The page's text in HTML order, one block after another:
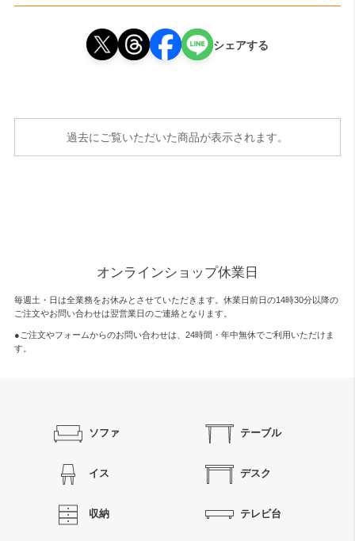
シェアする
過去にご覧いただいた商品が表示されます。
オンラインショップ休業日
毎週土・日は全業務をお休みとさせていただきます。休業日前日の14時30分以降の
ご注文やお問い合わせは翌営業日のご連絡となります。
●ご注文やフォームからのお問い合わせは、 24時間・年中無休でご利用いただけま
す。
ソファ テーブル
イス デスク
収納 テレビ台